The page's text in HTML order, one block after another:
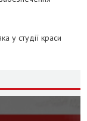
у студії краси